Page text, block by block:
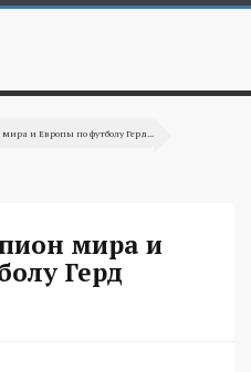
и Европы по футболу Герд...
мира и
Герд